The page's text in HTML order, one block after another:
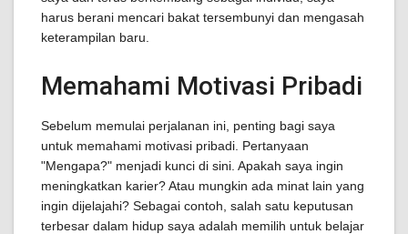
harus berani mencari bakat tersembunyi dan mengasah
keterampilan baru.
Memahami Motivasi Pribadi
Sebelum memulai perjalanan ini, penting bagi saya
untuk memahami motivasi pribadi. Pertanyaan
"Mengapa?" menjadi kunci di sini. Apakah saya ingin
meningkatkan karier? Atau mungkin ada minat lain yang
ingin dijelajahi? Sebagai contoh, salah satu keputusan
terbesar dalam hidup saya adalah memilih untuk belajar